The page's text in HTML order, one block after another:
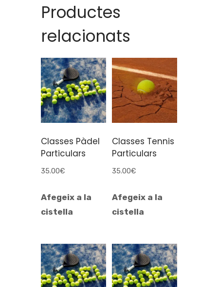
Productes
relacionats
Classes Pàdel
Particulars
35.00€
Afegeix a la
cistella
Classes Tennis
Particulars
35.00€
Afegeix a la
cistella